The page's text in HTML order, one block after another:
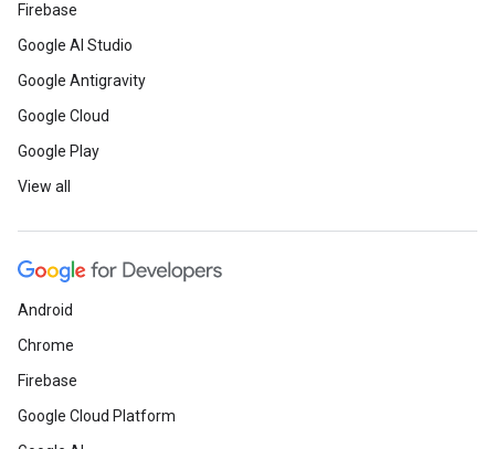
Firebase
Google AI Studio
Google Antigravity
Google Cloud
Google Play
View all
Android
Chrome
Firebase
Google Cloud Platform